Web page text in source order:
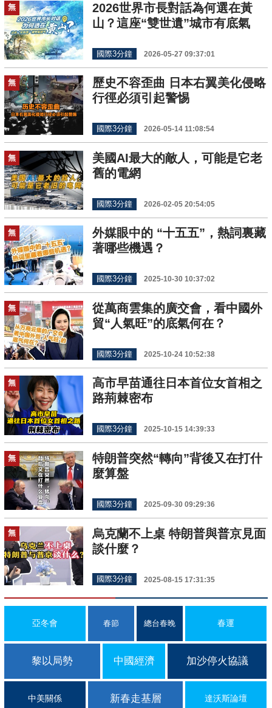
無
2026世界市長對話為何選在黃
山？這座“雙世遺”城市有底氣
國際3分鐘 2026-05-27 09:37:01
無
歷史不容歪曲 日本右翼美化侵略
行徑必須引起警惕
國際3分鐘 2026-05-14 11:08:54
無
美國AI最大的敵人，可能是它老
舊的電網
國際3分鐘 2026-02-05 20:54:05
無
外媒眼中的 “十五五”，熱詞裏藏
著哪些機遇？
國際3分鐘 2025-10-30 10:37:02
無
從萬商雲集的廣交會，看中國外
貿“人氣旺”的底氣何在？
國際3分鐘 2025-10-24 10:52:38
無
高市早苗通往日本首位女首相之
路荊棘密布
國際3分鐘 2025-10-15 14:39:33
無
特朗普突然“轉向”背後又在打什
麼算盤
國際3分鐘 2025-09-30 09:29:36
無
烏克蘭不上桌 特朗普與普京見面
談什麼？
國際3分鐘 2025-08-15 17:31:35
亞冬會 春節 總台春晚 春運
黎以局勢 中國經濟 加沙停火協議
中美關係 新春走基層 達沃斯論壇